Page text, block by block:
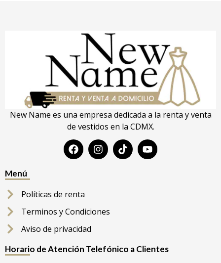
New Name es una empresa dedicada a la renta y venta
de vestidos en la CDMX.
Menú
Políticas de renta
Terminos y Condiciones
Aviso de privacidad
Horario de Atención Telefónico a Clientes